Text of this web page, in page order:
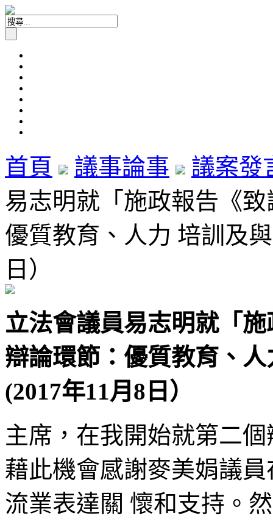
首頁 議事論事
議案發
易志明就「施政報告《
優質教育、人力 培訓及
日）
立法會議員易志明就「
辯論環節：優質教育、
(2017年11月8日）
主席，在我開始就第二
藉此機會感謝麥美娟議
流業表達關 懷和支持。